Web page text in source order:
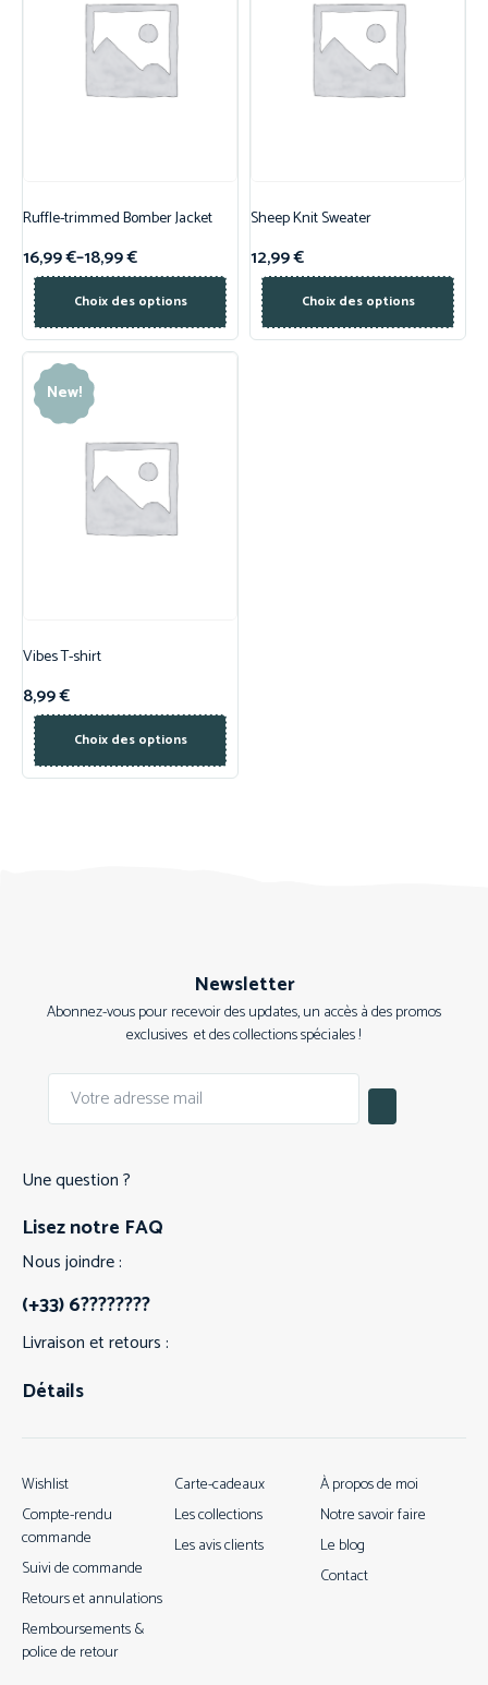
Ruffle-trimmed Bomber Jacket
16,99€–18,99€
Choix des options
Sheep Knit Sweater
12,99€
Choix des options
New!
Vibes T-shirt
8,99€
Choix des options
Newsletter
Abonnez-vous pour recevoir des updates, un accès à des promos
exclusives et des collections spéciales !
Une question ?
Lisez notre FAQ
Nous joindre :
(+33) 6????????
Livraison et retours :
Détails
À propos de moi
Notre savoir faire
Le blog
Contact
Carte-cadeaux
Les collections
Les avis clients
Wishlist
Compte-rendu
commande
Suivi de commande
Retours et annulations
Remboursements &
police de retour